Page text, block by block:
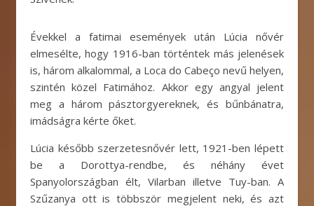
Évekkel a fatimai események után Lúcia nővér
elmesélte, hogy 1916-ban történtek más jelenések
is, három alkalommal, a Loca do Cabeço nevű helyen,
szintén közel Fatimához. Akkor egy angyal jelent
meg a három pásztorgyereknek, és bűnbánatra,
imádságra kérte őket.
Lúcia később szerzetesnővér lett, 1921-ben lépett
be a Dorottya-rendbe, és néhány évet
Spanyolországban élt, Vilarban illetve Tuy-ban. A
Szűzanya ott is többször megjelent neki, és azt